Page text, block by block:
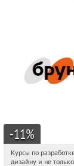
-11%
17:38:08
Курсы по
дизайну и не